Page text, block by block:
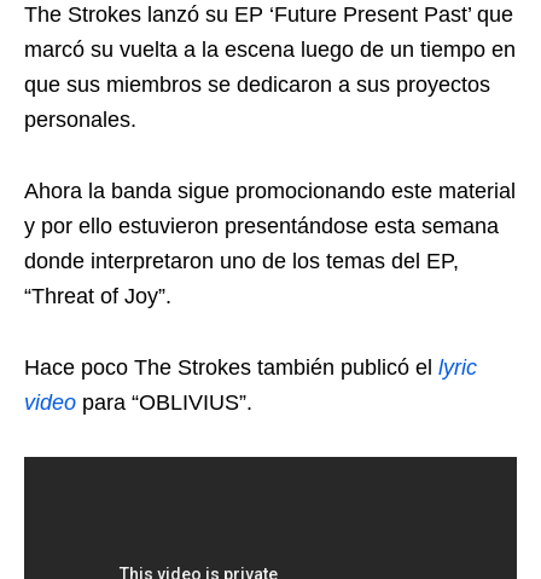
The Strokes lanzó su EP ‘Future Present Past’ que
marcó su vuelta a la escena luego de un tiempo en
que sus miembros se dedicaron a sus proyectos
personales.
Ahora la banda sigue promocionando este material
y por ello estuvieron presentándose esta semana
donde interpretaron uno de los temas del EP,
“Threat of Joy”.
Hace poco The Strokes también publicó el lyric
video para “OBLIVIUS”.